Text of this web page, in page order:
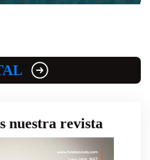
nuestra revista